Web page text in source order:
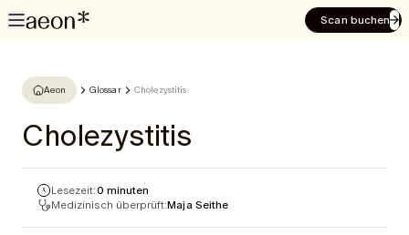
Scan buchen
Aeon Glossar Cholezystitis
Cholezystitis
Lesezeit:0 minuten
Medizinisch überprüft:Maja Seithe